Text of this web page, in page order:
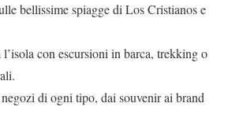
bellissime spiagge di Los Cristianos e
l’isola con escursioni in barca, trekking o
di ogni tipo, dai souvenir ai brand